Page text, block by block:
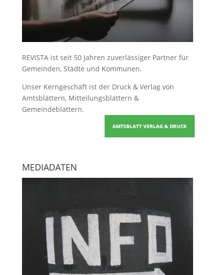
REVISTA ist seit 50 Jahren zuverlässiger Partner für
Gemeinden, Städte und Kommunen.
Unser Kerngeschäft ist der Druck & Verlag von
Amtsblättern, Mitteilungsblättern &
Gemeindeblättern.
AMTSBLATT VERLAG & DRUCK
MEDIADATEN